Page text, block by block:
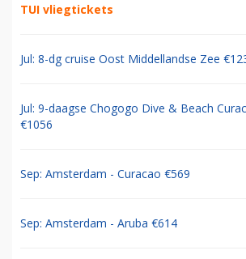
TUI vliegtickets
Jul: 8-dg cruise Oost Middellandse Zee
Jul: 9-daagse Chogogo Dive & Beach
€1056
Sep: Amsterdam - Curacao €569
Sep: Amsterdam - Aruba €614